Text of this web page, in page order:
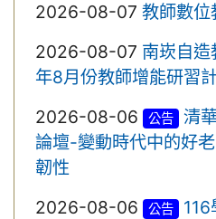
2026-08-07 教師數位
2026-08-07 南崁自造
年8月份教師增能研習
2026-08-06
公告
清
論壇-變動時代中的好
韌性
2026-08-06
公告